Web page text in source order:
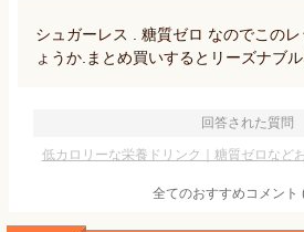
シュガーレス . 糖質ゼロ なのでこの
ょうか.まとめ買いするとリーズナブ
回答された質問
低カロリーな栄養ドリンク｜糖質ゼロなど
全てのおすすめコメント